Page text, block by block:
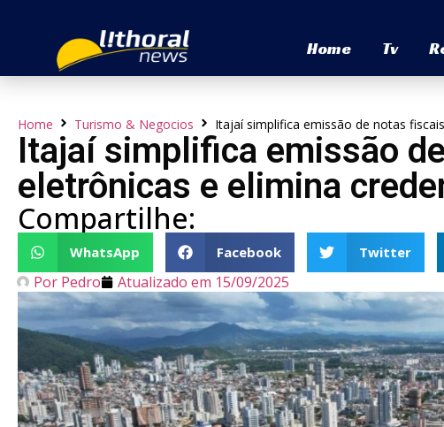
Home Tv
Home Turismo & Negocios Itajaí simplifica emissão de notas
Itajaí simplifica emissão
eletrônicas e elimina
Compartilhe:
WhatsApp Facebook Twitter
Por Pedro Atualizado em 15/09/2025